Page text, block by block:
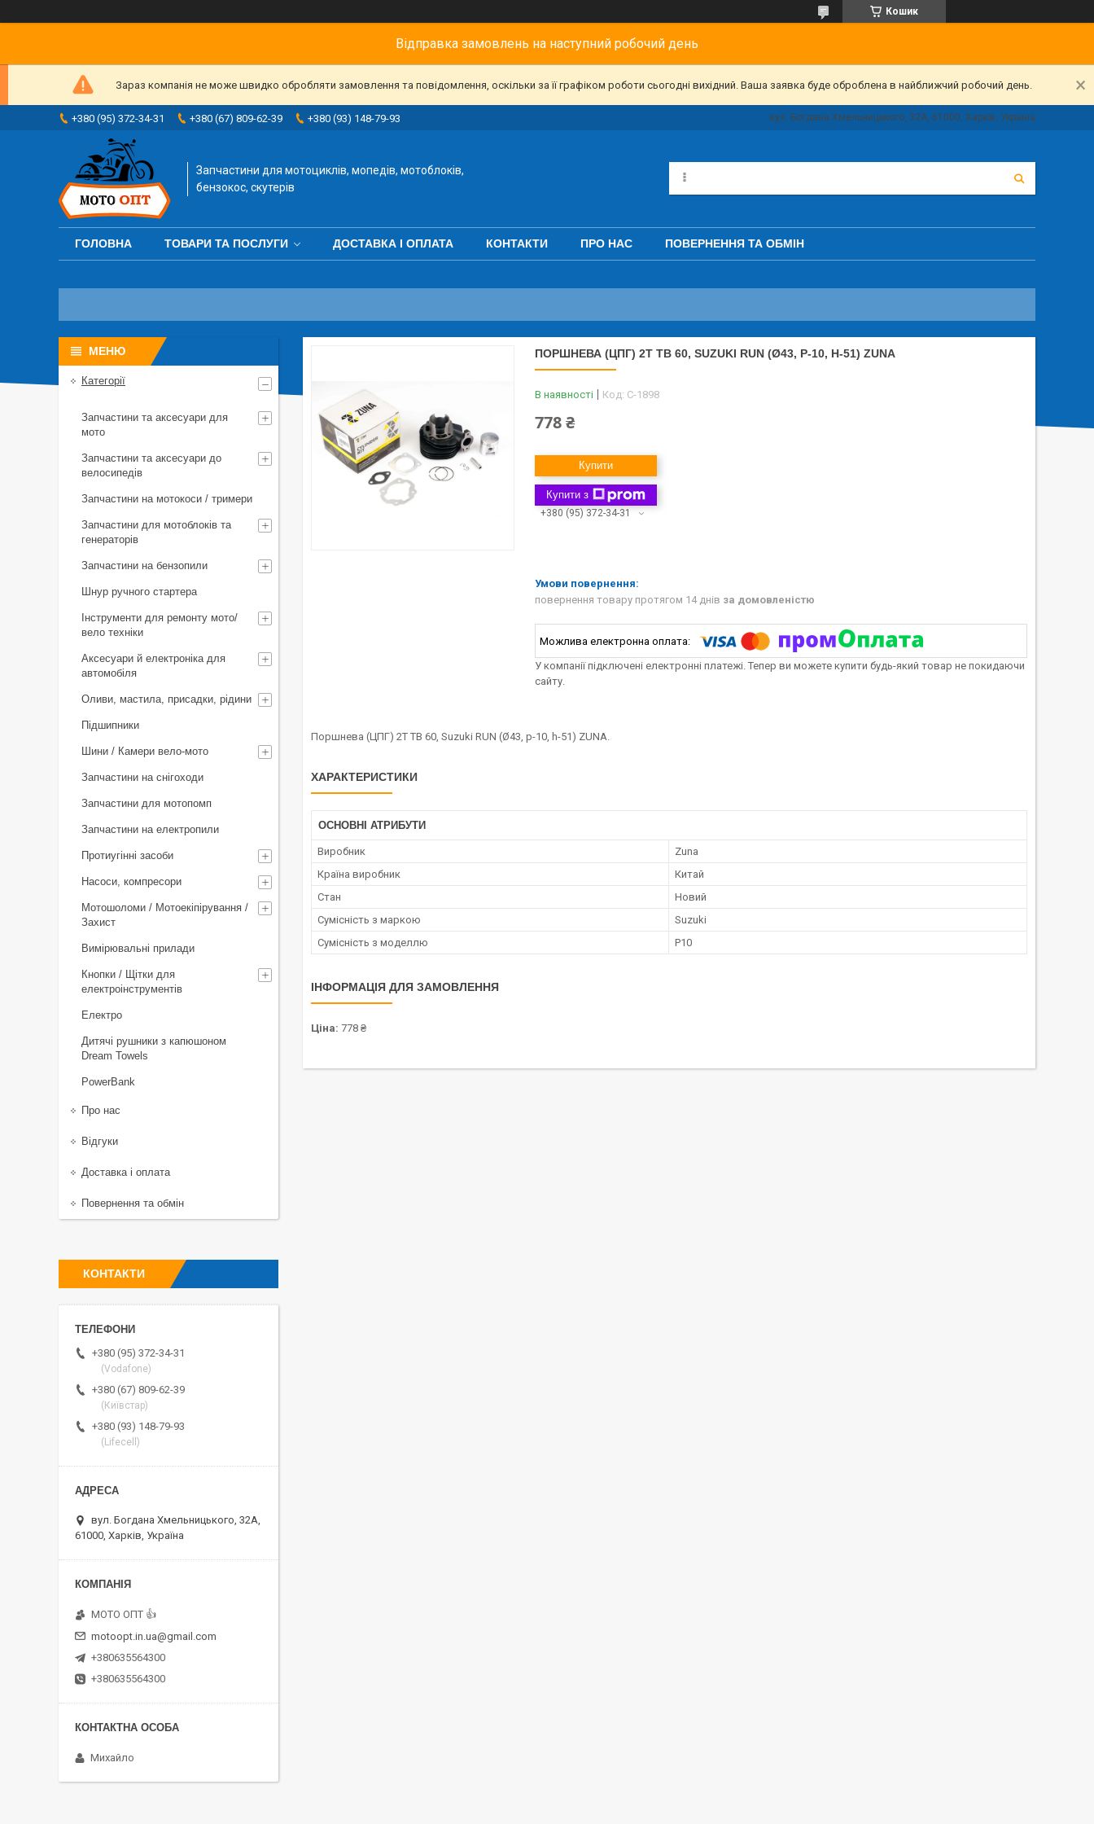
Кошик
Відправка замовлень на наступний робочий день
Зараз компанія не може швидко обробляти замовлення та повідомлення, оскільки за її графіком роботи сьогодні вихідний. Ваша заявка буде оброблена в найближчий робочий день.
+380 (95) 372-34-31 +380 (67) 809-62-39 +380 (93) 148-79-93 вул. Богдана Хмельницького, 32А, 61000, Харків, Україна
Запчастини для мотоциклів, мопедів, мотоблоків,
бензокос, скутерів
ГОЛОВНА ТОВАРИ ТА ПОСЛУГИ ДОСТАВКА І ОПЛАТА КОНТАКТИ ПРО НАС ПОВЕРНЕННЯ ТА ОБМІН
ПОРШНЕВА (ЦПГ) 2T TB 60, SUZUKI RUN (Ø43, P-10, H-51) ZUNA
В наявності Код: C-1898
778 ₴
Купити
Купити з
+380 (95) 372-34-31
повернення товару протягом 14 днів за домовленістю
У компанії підключені електронні платежі. Тепер ви можете купити будь-який товар не покидаючи
сайту.
Поршнева (ЦПГ) 2T TB 60, Suzuki RUN (Ø43, p-10, h-51) ZUNA.
ХАРАКТЕРИСТИКИ
ОСНОВНІ АТРИБУТИ
Виробник
Zuna
Країна виробник
Китай
Стан
Новий
Сумісність з маркою
Suzuki
Сумісність з моделлю
P10
ІНФОРМАЦІЯ ДЛЯ ЗАМОВЛЕННЯ
Ціна: 778 ₴
Категорії
Запчастини та аксесуари для
мото
Запчастини та аксесуари до
велосипедів
Запчастини на мотокоси / тримери
Запчастини для мотоблоків та
генераторів
Запчастини на бензопили
Шнур ручного стартера
Інструменти для ремонту мото/
вело техніки
Аксесуари й електроніка для
автомобіля
Оливи, мастила, присадки, рідини
Підшипники
Шини / Камери вело-мото
Запчастини на снігоходи
Запчастини для мотопомп
Запчастини на електропили
Протиугінні засоби
Насоси, компресори
Мотошоломи / Мотоекіпірування /
Захист
Вимірювальні прилади
Кнопки / Щітки для
електроінструментів
Електро
Дитячі рушники з капюшоном
Dream Towels
PowerBank
Про нас
Відгуки
Доставка і оплата
Повернення та обмін
КОНТАКТИ
+380 (95) 372-34-31
(Vodafone)
+380 (67) 809-62-39
(Київстар)
+380 (93) 148-79-93
(Lifecell)
вул. Богдана Хмельницького, 32А,
61000, Харків, Україна
MOTO OПT 👍
motoopt.in.ua@gmail.com
+380635564300
+380635564300
Михайло